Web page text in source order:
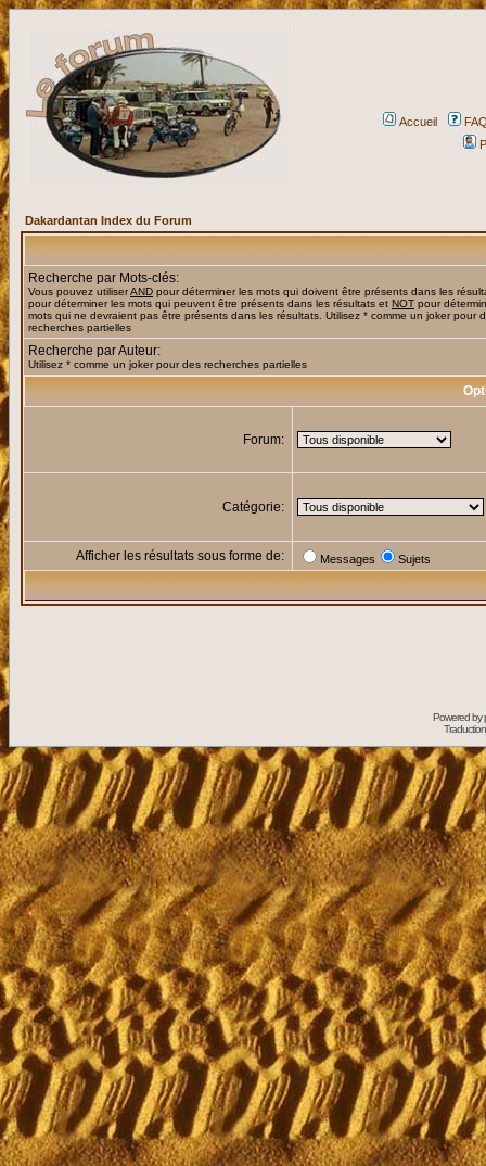
Accueil
Dakardantan Index du Forum
Recherche par Mots-clés:
Vous pouvez utiliserAND pour déterminer les mots qui doivent être présents dans les
pour déterminer les mots qui peuvent être présents dans les résultats et NOT pour
mots qui ne devraient pas être présents dans les résultats. Utilisez * comme un joker pour
recherches partielles
Recherche par Auteur:
Utilisez * comme un joker pour des recherches partielles
Forum:
Catégorie:
Afficher les résultats sous forme de: Messages Sujets
Powered by